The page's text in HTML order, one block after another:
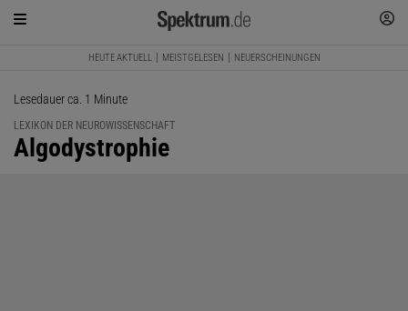
HEUTE AKTUELL MEISTGELESEN NEUERSCHEINUNGEN
Lesedauer ca. 1 Minute
LEXIKON DER NEUROWISSENSCHAFT
:
Algodystrophie